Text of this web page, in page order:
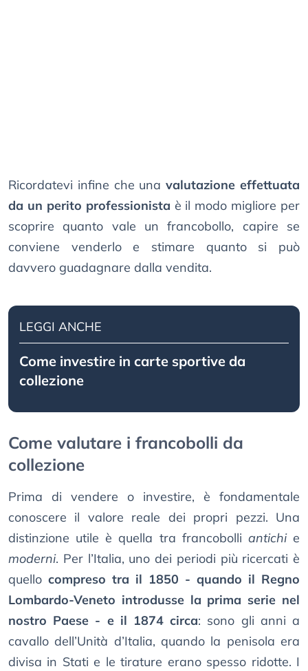
Ricordatevi infine che unavalutazione effettuata
da un perito professionista è il modo migliore per
scoprire quanto vale un francobollo, capire se
conviene venderlo e stimare quanto si può
davvero guadagnare dalla vendita.
LEGGI ANCHE
Come investire in carte sportive da
collezione
Come valutare i francobolli da
collezione
Prima di vendere o investire, è fondamentale
conoscere il valore reale dei propri pezzi. Una
distinzione utile è quella tra francobolli antichie
moderni. Per l’Italia, uno dei periodi più ricercati è
quello compreso tra il 1850 - quando il Regno
Lombardo-Veneto introdusse la prima serie nel
nostro Paese - e il 1874 circa: sono gli anni a
cavallo dell’Unità d’Italia, quando la penisola era
divisa in Stati e le tirature erano spesso ridotte. I